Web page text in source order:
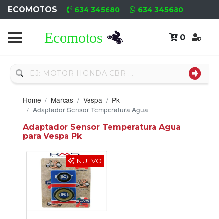
ECOMOTOS 634 345680 634 345680
0
Home
Usado
Neumáticos
Campa
Motores
Nuevos
Motores
Usados
Home Marcas Vespa
Pk
Adaptador Sensor Temperatura Agua
Adaptador Sensor Temperatura Agua
para Vespa Pk
NUEVO